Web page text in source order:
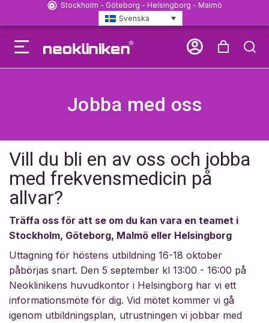
Stockholm - Göteborg - Helsingborg - Malmö
Svenska
Jobba med oss
Vill du bli en av oss och jobba
med frekvensmedicin på
allvar?
Träffa oss för att se om du kan vara en teamet i
Stockholm, Göteborg, Malmö eller Helsingborg
Uttagning för höstens utbildning 16-18 oktober
påbörjas snart. Den 5 september kl 13:00 - 16:00 på
Neoklinikens huvudkontor i Helsingborg har vi ett
informationsmöte för dig. Vid mötet kommer vi gå
igenom utbildningsplan, utrustningen vi jobbar med